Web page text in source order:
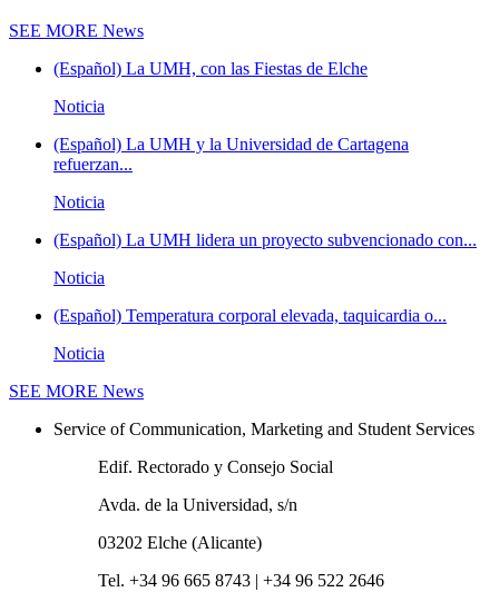
SEE MORE News
(Español) La UMH, con las Fiestas de Elche
Noticia
(Español) La UMH y la Universidad de Cartagena
refuerzan...
Noticia
(Español) La UMH lidera un proyecto subvencionado con...
Noticia
(Español) Temperatura corporal elevada, taquicardia o...
Noticia
SEE MORE News
Service of Communication, Marketing and Student Services
Edif. Rectorado y Consejo Social
Avda. de la Universidad, s/n
03202 Elche (Alicante)
Tel. +34 96 665 8743 | +34 96 522 2646